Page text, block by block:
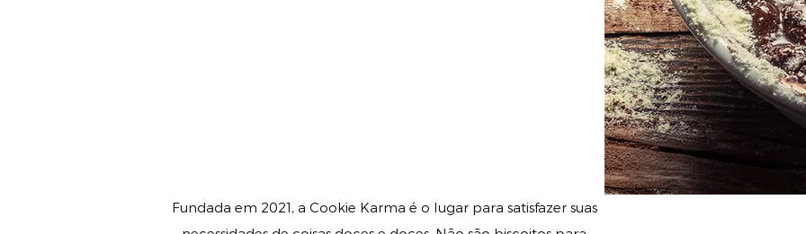
Fundada em 2021, a Cookie Karma é o lugar para satisfazer suas